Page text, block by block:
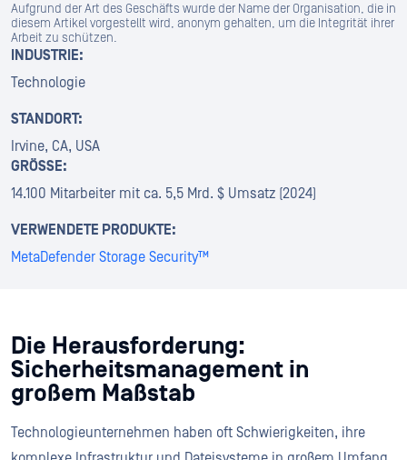
Aufgrund der Art des Geschäfts wurde der Name der Organisation, die in
diesem Artikel vorgestellt wird, anonym gehalten, um die Integrität ihrer
Arbeit zu schützen.
INDUSTRIE:
Technologie
STANDORT:
Irvine, CA, USA
GRÖSSE:
14.100 Mitarbeiter mit ca. 5,5 Mrd. $ Umsatz (2024)
VERWENDETE PRODUKTE:
MetaDefender Storage Security™
Die Herausforderung:
Sicherheitsmanagement in
großem Maßstab
Technologieunternehmen haben oft Schwierigkeiten, ihre